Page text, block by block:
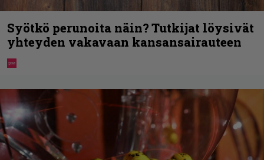
Syötkö perunoita näin? Tutkijat löysivät
yhteyden vakavaan kansansairauteen